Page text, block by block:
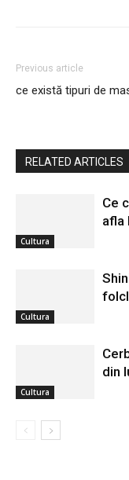
Previous article
ce există tipuri de
RELATED ARTICLES
Cultura
Ce
afla
Cultura
Cultura
din